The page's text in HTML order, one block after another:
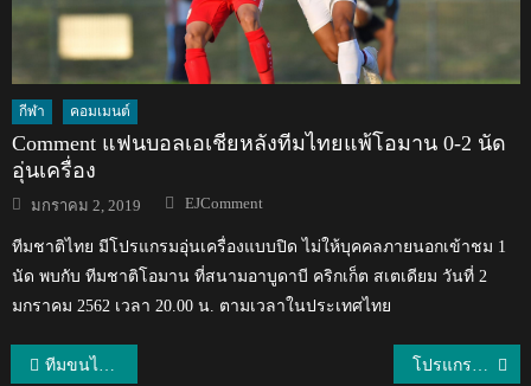
กีฬา คอมเมนต์
Comment แฟนบอลเอเชียหลังทีมไทยแพ้โอมาน 0-2 นัด
อุ่นเครื่อง
Posted
on
มกราคม 2, 2019 Author
EJComment
ทีมชาติไทย มีโปรแกรมอุ่นเครื่องแบบปิด ไม่ให้บุคคลภายนอกเข้าชม 1
นัด พบกับ ทีมชาติโอมาน ที่สนามอาบูดาบี คริกเก็ต สเตเดียม วันที่ 2
มกราคม 2562 เวลา 20.00 น. ตามเวลาในประเทศไทย
แนะแนว
ทีมขนไก่ชายไทยชนะมาเลย์ 3-0 คู่ คว้าเหรียญทองซีเกมส์ในรอบปี 47 ปี โปรแกรมการแข่งขันกีฬาซีเกมส์ ครั้งที่ 31 วันที่ 19 พ.ค. 2565 ของทีมชาติไทย